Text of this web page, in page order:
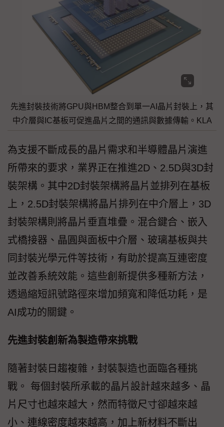
先進封裝技術將GPU與HBM整合到單一AI晶片封裝上，其
中介層與IC基板可促進晶片之間的通訊與數據傳輸。KLA
為支援不斷成長的晶片需求和半導體晶片演進
所帶來的要求，業界正在推進2D、2.5D與3D封
裝架構。其中2D封裝架構將晶片並排列在基板
上，2.5D封裝架構將晶片排列在中介層上，3D
封裝架構則將晶片垂直堆疊。混合鍵合、嵌入
式橋接器、晶圓與面板中介層、玻璃基板與共
同封裝光學元件等技術，有助於提高互連密度
並改善系統效能。這些創新提供多種新方法，
透過縮短訊號路徑來增加頻寬和降低功耗，是
AI成功的關鍵。
先進封裝創新為製造帶來挑戰
隨著封裝日趨複雜，封裝製造也面臨各種挑
戰。 每個封裝所承載的晶片設計越來越多、晶
片尺寸也越來越大，然而特徵尺寸卻越來越
小、連線密度越來越高，加上新材料不斷出